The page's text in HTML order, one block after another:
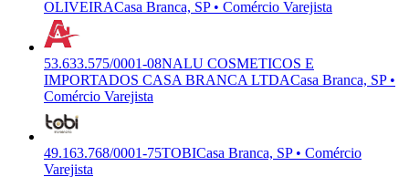
OLIVEIRACasa Branca, SP • Comércio Varejista
53.633.575/0001-08NALU COSMETICOS E
IMPORTADOS CASA BRANCA LTDACasa Branca, SP •
Comércio Varejista
49.163.768/0001-75TOBICasa Branca, SP • Comércio
Varejista